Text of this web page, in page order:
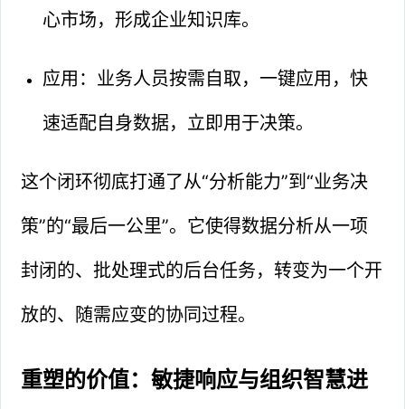
心市场，形成企业知识库。
应用：业务人员按需自取，一键应用，快
速适配自身数据，立即用于决策。
这个闭环彻底打通了从“分析能力”到“业务决
策”的“最后一公里”。它使得数据分析从一项
封闭的、批处理式的后台任务，转变为一个开
放的、随需应变的协同过程。
重塑的价值：敏捷响应与组织智慧进